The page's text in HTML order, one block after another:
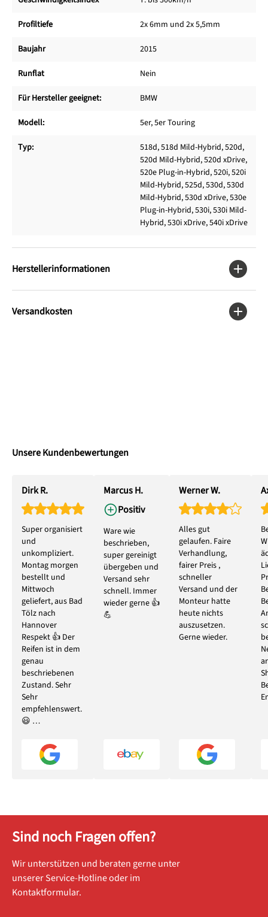
Profiltiefe 2x 6mm und 2x 5,5mm
Baujahr 2015
Runflat Nein
Für Hersteller geeignet: BMW
Modell: 5er, 5er Touring
Typ:
518d, 518d Mild-Hybrid, 520d,
520d Mild-Hybrid, 520d xDrive,
520e Plug-in-Hybrid, 520i, 520i
Mild-Hybrid, 525d, 530d, 530d
Mild-Hybrid, 530d xDrive, 530e
Plug-in-Hybrid, 530i, 530i Mild-
Hybrid, 530i xDrive, 540i xDrive
Herstellerinformationen
Versandkosten
Unsere Kundenbewertungen
Dirk R.
Super organisiert
und
unkompliziert.
Montag morgen
bestellt und
Mittwoch
geliefert, aus Bad
Tölz nach
Hannover
Respekt 👍 Der
Reifen ist in dem
genau
beschriebenen
Zustand. Sehr
Sehr
empfehlenswert.
😃 …
Marcus H.
Positiv
Ware wie
beschrieben,
super gereinigt
übergeben und
Versand sehr
schnell. Immer
wieder gerne 👍
💪
Werner W.
Alles gut
gelaufen. Faire
Verhandlung,
fairer Preis ,
schneller
Versand und der
Monteur hatte
heute nichts
auszusetzen.
Gerne wieder.
Sind noch Fragen offen?
Wir unterstützen und beraten gerne unter
unserer Service-Hotline oder im
Kontaktformular.